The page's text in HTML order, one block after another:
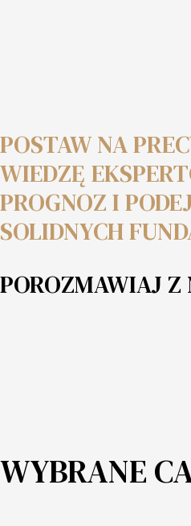
POSTAW NA
WIEDZĘ
PROGNOZ I
SOLIDNYCH
POROZMAWIAJ
WYBRANE